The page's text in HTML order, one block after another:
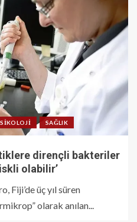
SAĞLIK
dirençli bakteriler
olabilir’
Fiji’de üç yıl süren
olarak anılan...